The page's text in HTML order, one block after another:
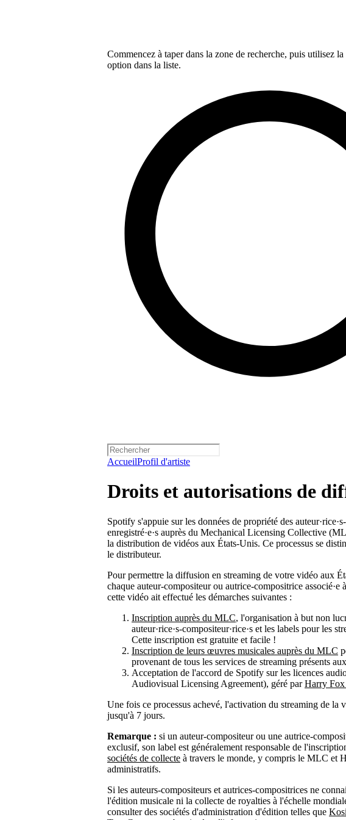
Commencez à taper dans la zone de recherche, puis utilisez
option dans la liste.
AccueilProfil d'artiste
Droits et autorisations de
Spotify s'appuie sur les données de propriété des
enregistré·e·s auprès du Mechanical Licensing Collective
la distribution de vidéos aux États-Unis. Ce processus se
le distributeur.
Pour permettre la diffusion en streaming de votre vidéo aux
chaque auteur-compositeur ou autrice-compositrice
cette vidéo ait effectué les démarches suivantes :
Inscription auprès du MLC, l'organisation à but non
auteur·rice·s-compositeur·rice·s et les labels pour les
Cette inscription est gratuite et facile !
Inscription de leurs œuvres musicales auprès du MLC
provenant de tous les services de streaming présents
Acceptation de l'accord de Spotify sur les licences
Audiovisual Licensing Agreement), géré parHarry
Une fois ce processus achevé, l'activation du streaming de la
jusqu'à 7 jours.
Remarque : si un auteur-compositeur ou une autrice-
exclusif, son label est généralement responsable de
sociétés de collecte à travers le monde, y compris le MLC et
administratifs.
Si les auteurs-compositeurs et autrices-compositrices ne
l'édition musicale ni la collecte de royalties à l'échelle
consulter des sociétés d'administration d'édition telles que